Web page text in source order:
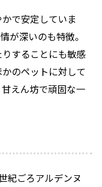
で安定していま
が深いのも特徴。
することにも敏感
のペットに対して
えん坊で頑固な一
紀ごろアルデンヌ